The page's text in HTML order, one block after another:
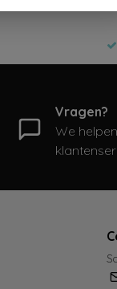
Vragen?
We